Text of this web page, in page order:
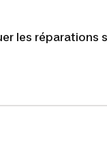
les réparations